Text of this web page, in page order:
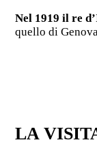
Nel 1919 il re
quello di
LA